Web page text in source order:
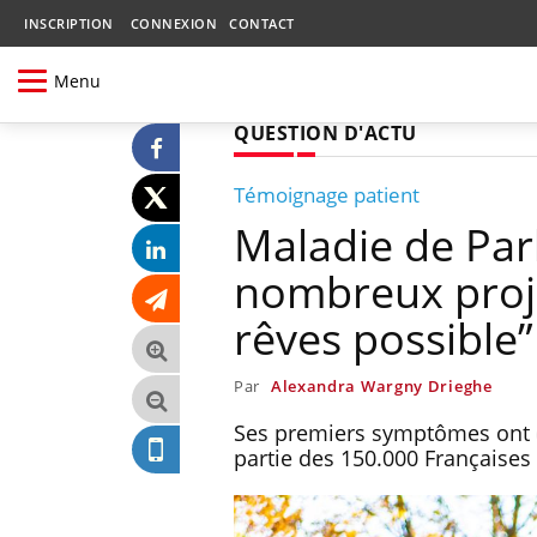
INSCRIPTION CONNEXION CONTACT
Menu
QUESTION D'ACTU
Témoignage patient
Maladie de
nombreux
rêves possible”
Par Alexandra Wargny Drieghe
Ses premiers symptômes
partie des 150.000